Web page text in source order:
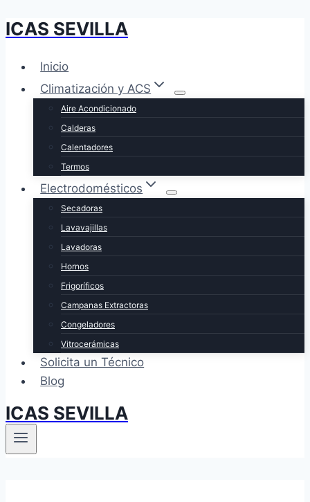
Saltar
contenido
ICAS SEVILLA
Inicio
Climatización y ACS
Aire Acondicionado
Calderas
Calentadores
Termos
Electrodomésticos
Secadoras
Lavavajillas
Lavadoras
Hornos
Frigoríficos
Campanas Extractoras
Congeladores
Vitrocerámicas
Solicita un Técnico
Blog
ICAS SEVILLA